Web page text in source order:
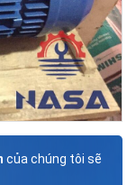
của chúng tôi sẽ